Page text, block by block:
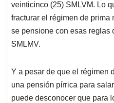
veinticinco (25) SMLVM. Lo
fracturar el régimen de prima
se pensione con esas reglas
SMLMV.
Y a pesar de que el régimen
una pensión pírrica para
puede desconocer que para